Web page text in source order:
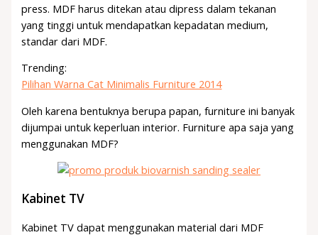
press. MDF harus ditekan atau dipress dalam tekanan
yang tinggi untuk mendapatkan kepadatan medium,
standar dari MDF.
Trending:
Pilihan Warna Cat Minimalis Furniture 2014
Oleh karena bentuknya berupa papan, furniture ini banyak
dijumpai untuk keperluan interior. Furniture apa saja yang
menggunakan MDF?
Kabinet TV
Kabinet TV dapat menggunakan material dari MDF